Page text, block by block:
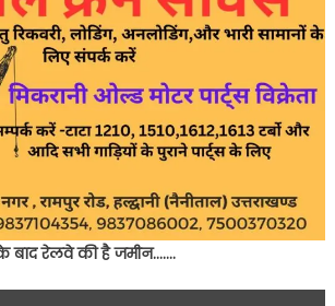
बाद रेलवे की है जमीन…….